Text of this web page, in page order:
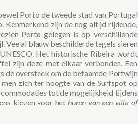
Porto de tweede stad van Portugal
Kenmerkend zijn de nog altijd rijdende,
Porto gelegen is op verschillende
Veelal blauw beschilderde tegels sieren
Het historische Ribeira wordt
zijn deze met elkaar verbonden. Een
de oversteek om de befaamde Portwijn
zich ter hoogte van de Surfspot op
tot de mogelijkheid tijdens
kiezen voor het huren van een villa of